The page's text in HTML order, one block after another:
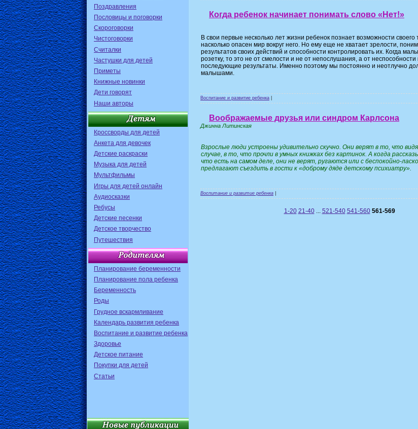
Поздравления
Пословицы и поговорки
Скороговорки
Чистоговорки
Считалки
Частушки для детей
Приметы
Книжные новинки
Дети говорят
Наши авторы
Кроссворды для детей
Анкета для девочек
Детские раскраски
Музыка для детей
Мультфильмы
Игры для детей онлайн
Аудиосказки
Ребусы
Детские песенки
Детское творчество
Путешествия
Планирование беременности
Планирование пола ребенка
Беременность
Роды
Грудное вскармливание
Календарь развития ребенка
Воспитание и развитие ребенка
Здоровье
Детское питание
Покупки для детей
Статьи
Когда ребенок начинает понимать слово «Нет!»
В свои первые несколько лет жизни ребенок познает возможности своего
насколько опасен мир вокруг него. Но ему еще не хватает зрелости,
результатов своих действий и способности контролировать их. Когда
розетку, то это не от смелости и не от непослушания, а от неспособности
последующие результаты. Именно поэтому мы постоянно и неотлучно
малышами.
Воспитание и развитие ребенка
Воображаемые друзья или синдром Карлсона
Джинна Литинская
Взрослые люди устроены удивительно скучно. Они верят в то, что
случае, в то, что прочли в умных книжках без картинок. А когда
что есть на самом деле, они не верят, ругаются или с беспокойно-
предлагают съездить в гости к «доброму дяде детскому психиатру».
Воспитание и развитие ребенка
1-20 21-40 ... 521-540 541-560 561-569